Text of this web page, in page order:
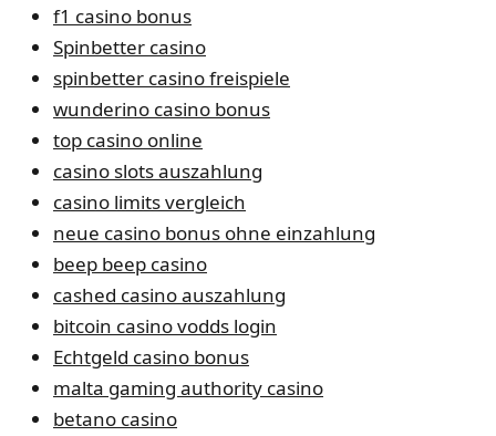
f1 casino bonus
Spinbetter casino
spinbetter casino freispiele
wunderino casino bonus
top casino online
casino slots auszahlung
casino limits vergleich
neue casino bonus ohne einzahlung
beep beep casino
cashed casino auszahlung
bitcoin casino vodds login
Echtgeld casino bonus
malta gaming authority casino
betano casino